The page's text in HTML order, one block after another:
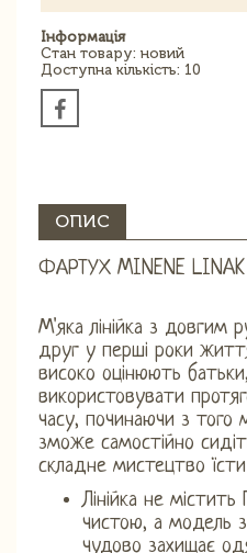
Інформація
Стан товару: новий
Доступна кількість: 10
ОПИС
ФАРТУХ MINENE
М'яка лінійка з довгим
друг у перші роки
високо оцінюють
використовувати
часу, починаючи з
зможе самостійно
складне мистецтво
Лінійка не містить
чистою, а модель
чудово захищає